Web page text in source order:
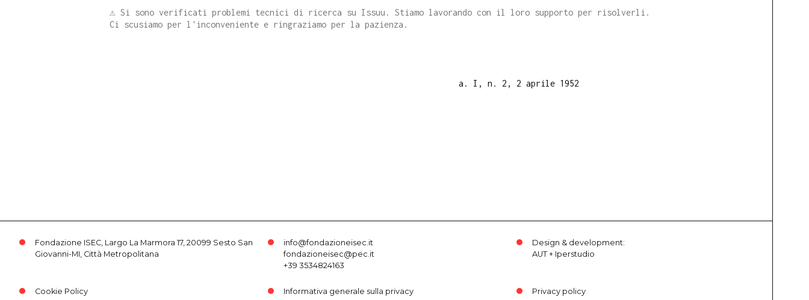
⚠️ Si sono verificati problemi tecnici di ricerca su Issuu. Stiamo lavorando con il loro supporto per risolverli.
Ci scusiamo per l'inconveniente e ringraziamo per la pazienza.
a. I, n. 2, 2 aprile 1952
Fondazione ISEC, Largo La Marmora 17, 20099 Sesto San
Giovanni-MI, Città Metropolitana
info@fondazioneisec.it
fondazioneisec@pec.it
+39 3534824163
Design & development:
AUT+ Iperstudio
Cookie Policy Informativa generale sulla privacy Privacy policy